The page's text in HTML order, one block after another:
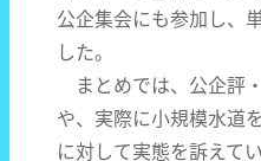
公企集会にも参加し、
した。
まとめでは、公企評
や、実際に小規模水道
に対して実態を訴えて